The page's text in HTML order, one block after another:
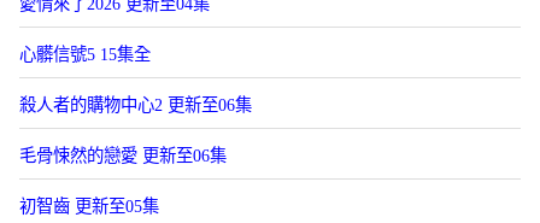
心髒信號5 15集全
殺人者的購物中心2 更新至06集
毛骨悚然的戀愛 更新至06集
初智齒 更新至05集